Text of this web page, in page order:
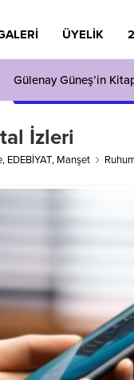
ÜYELİK
Gülenay Güneş’in
İzleri
, EDEBİYAT, Manşet